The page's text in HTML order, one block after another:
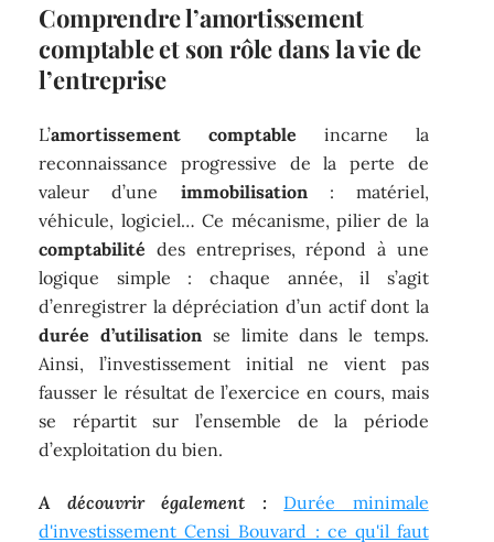
Comprendre l’amortissement
comptable et son rôle dans la vie de
l’entreprise
L’amortissement comptable incarne la
reconnaissance progressive de la perte de
valeur d’une immobilisation: matériel,
véhicule, logiciel… Ce mécanisme, pilier de la
comptabilité des entreprises, répond à une
logique simple : chaque année, il s’agit
d’enregistrer la dépréciation d’un actif dont la
durée d’utilisation se limite dans le temps.
Ainsi, l’investissement initial ne vient pas
fausser le résultat de l’exercice en cours, mais
se répartit sur l’ensemble de la période
d’exploitation du bien.
A découvrir également :
Durée minimale
d'investissement Censi Bouvard : ce qu'il faut